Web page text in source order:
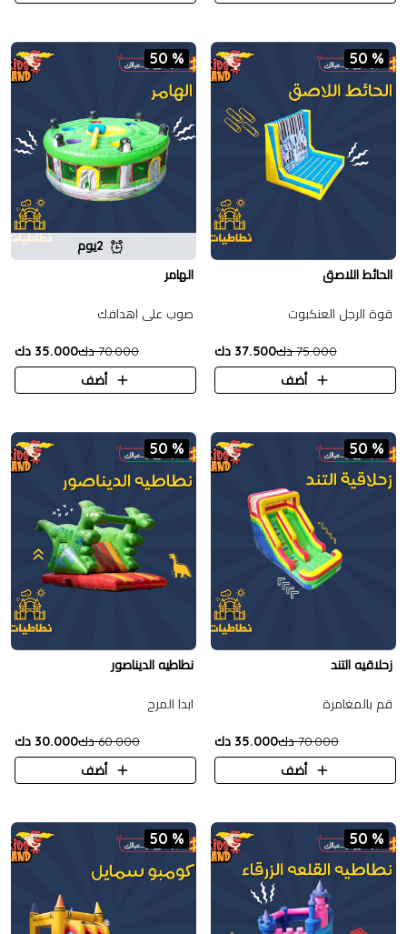
50 %
الحائط اللاصق
قوة الرجل العنكبوت
75.000 دك
37.500 دك
أضف
50 %
2يوم
الهامر
صوب على اهدافك
70.000 دك
35.000 دك
أضف
50 %
زحلاقيه التند
قم بالمغامرة
70.000 دك
35.000 دك
أضف
50 %
نطاطيه الديناصور
ابدا المرح
60.000 دك
30.000 دك
أضف
50 %
50 %